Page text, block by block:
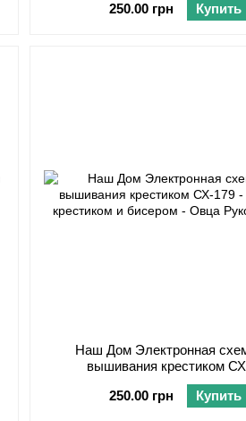
250.00 грн
Купить
Наш Дом Электронная
вышивания крестиком
250.00 грн
Купить